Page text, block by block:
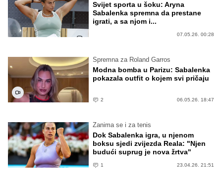
Svijet sporta u šoku: Aryna
Sabalenka spremna da prestane
igrati, a sa njom i...
07.05.26. 00:28
Spremna za Roland Garros
Modna bomba u Parizu: Sabalenka
pokazala outfit o kojem svi pričaju
2 06.05.26. 18:47
Zanima se i za tenis
Dok Sabalenka igra, u njenom
boksu sjedi zvijezda Reala: "Njen
budući suprug je nova žrtva"
1 23.04.26. 21:51